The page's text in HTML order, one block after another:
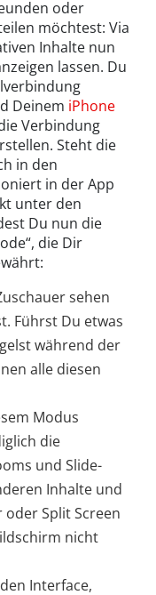
oder
möchtest: Via
Inhalte nun
lassen. Du
Deinem iPhone
Verbindung
Steht die
in den
in der App
unter den
Du nun die
die Dir
sehen
Führst Du etwas
während der
alle diesen
Modus
die
und Slide-
Inhalte und
oder Split Screen
nicht
Interface,